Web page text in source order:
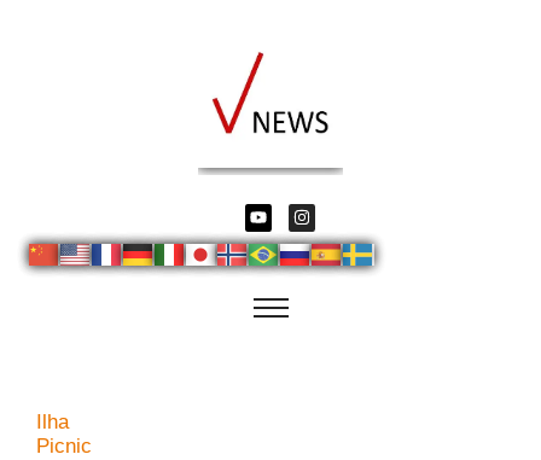
Ilha
Picnic